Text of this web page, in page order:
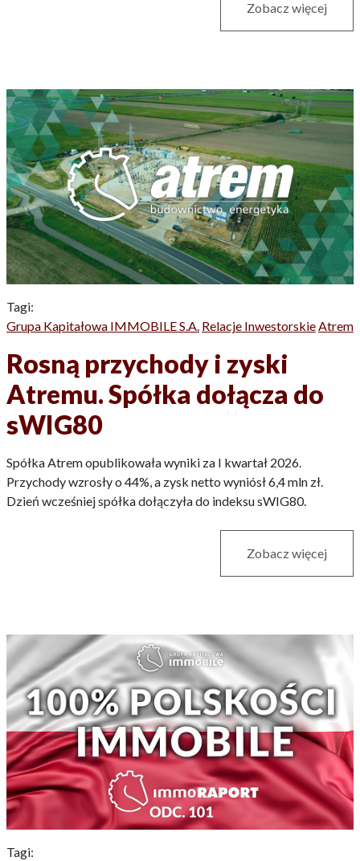
Zobacz więcej
Tagi:
Grupa Kapitałowa IMMOBILE S.A. Relacje InwestorskieAtrem
Rosną przychody i zyski
Atremu. Spółka dołącza do
sWIG80
Spółka Atrem opublikowała wyniki za I kwartał 2026.
Przychody wzrosły o 44%, a zysk netto wyniósł 6,4 mln zł.
Dzień wcześniej spółka dołączyła do indeksu sWIG80.
Zobacz więcej
Tagi: